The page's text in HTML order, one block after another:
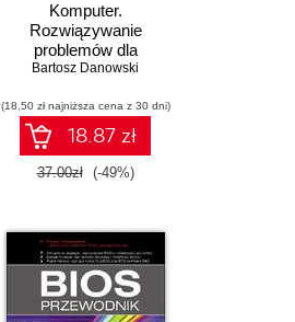
Komputer.
Rozwiązywanie
problemów dla
seniorów
Bartosz Danowski
(18,50 zł najniższa cena z 30 dni)
18.87 zł
37.00zł (-49%)